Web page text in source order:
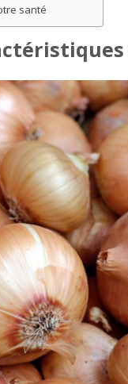
santé